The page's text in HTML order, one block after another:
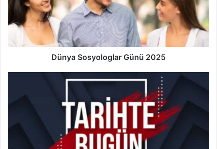
Dünya Sosyologlar Günü 2025
Tarihte